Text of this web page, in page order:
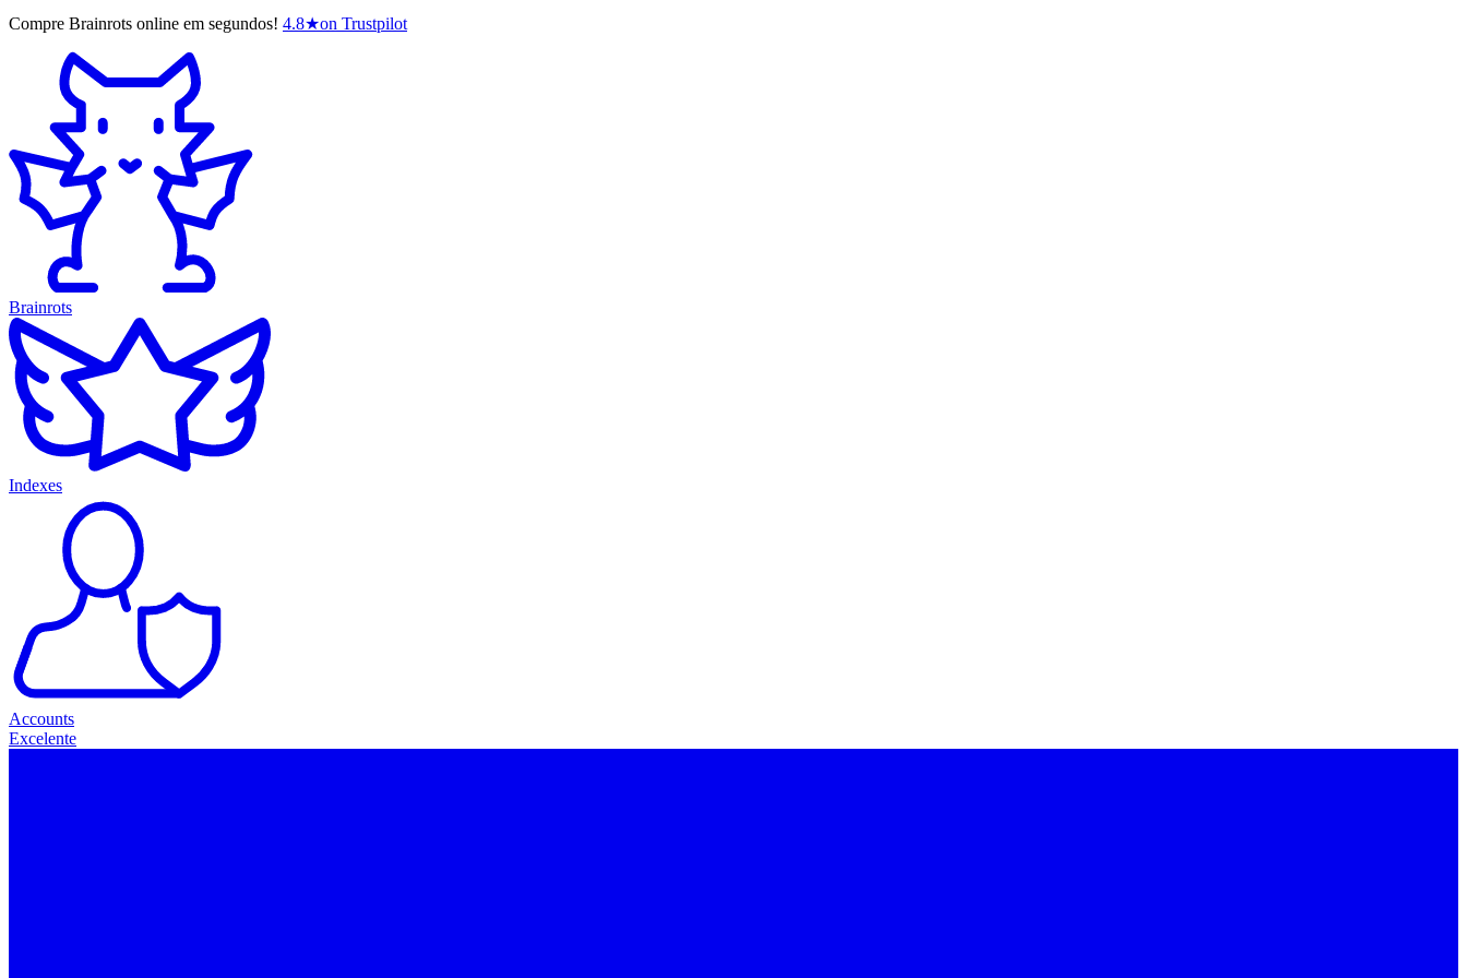
Compre Brainrots online em segundos! 4.8★on Trustpilot
Brainrots
Indexes
Accounts
Excelente